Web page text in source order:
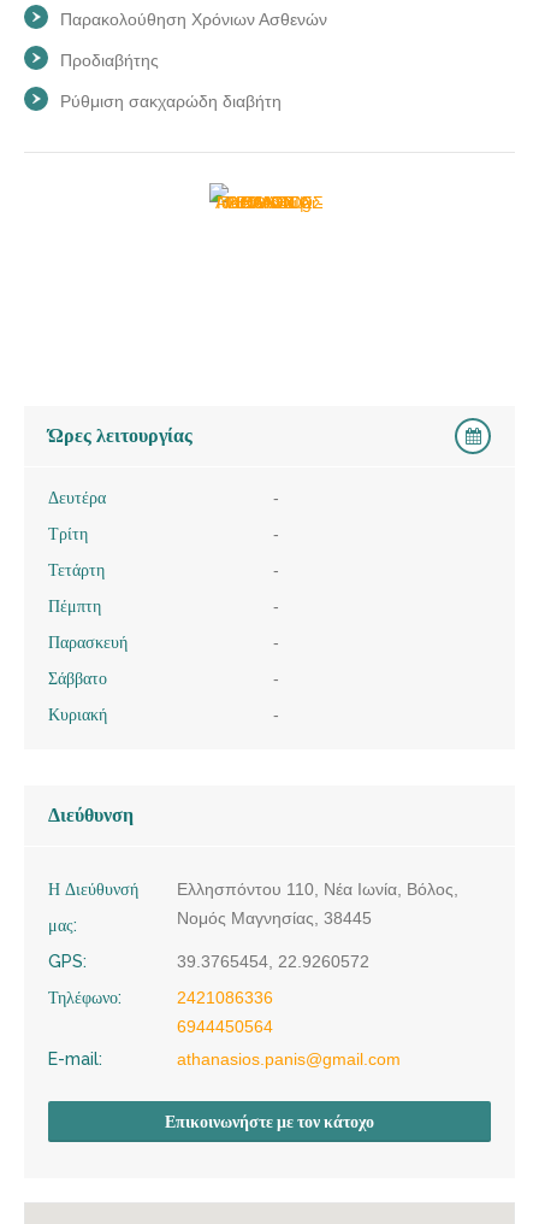
Παρακολούθηση Χρόνιων Ασθενών
Προδιαβήτης
Ρύθμιση σακχαρώδη διαβήτη
Ώρες λειτουργίας
Δευτέρα
-
Τρίτη
-
Τετάρτη
-
Πέμπτη
-
Παρασκευή
-
Σάββατο
-
Κυριακή
-
Διεύθυνση
Η Διεύθυνσή
μας:
Ελλησπόντου 110, Νέα Ιωνία, Βόλος,
Νομός Μαγνησίας, 38445
GPS:
39.3765454, 22.9260572
Τηλέφωνο:
2421086336
6944450564
E-mail:
athanasios.panis@gmail.com
Επικοινωνήστε με τον κάτοχο